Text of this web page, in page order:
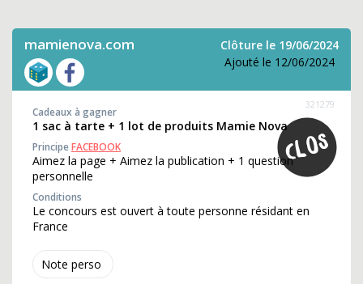
mamienova.com
Clôture le 19/06/2024
Ajouté le 12/06/2024
Note perso
321279
Cadeaux à gagner
1 sac à tarte + 1 lot de produits Mamie Nova
PrincipeFACEBOOK
Aimez la page + Aimez la publication + 1 question
personnelle
Conditions
Le concours est ouvert à toute personne résidant en
France